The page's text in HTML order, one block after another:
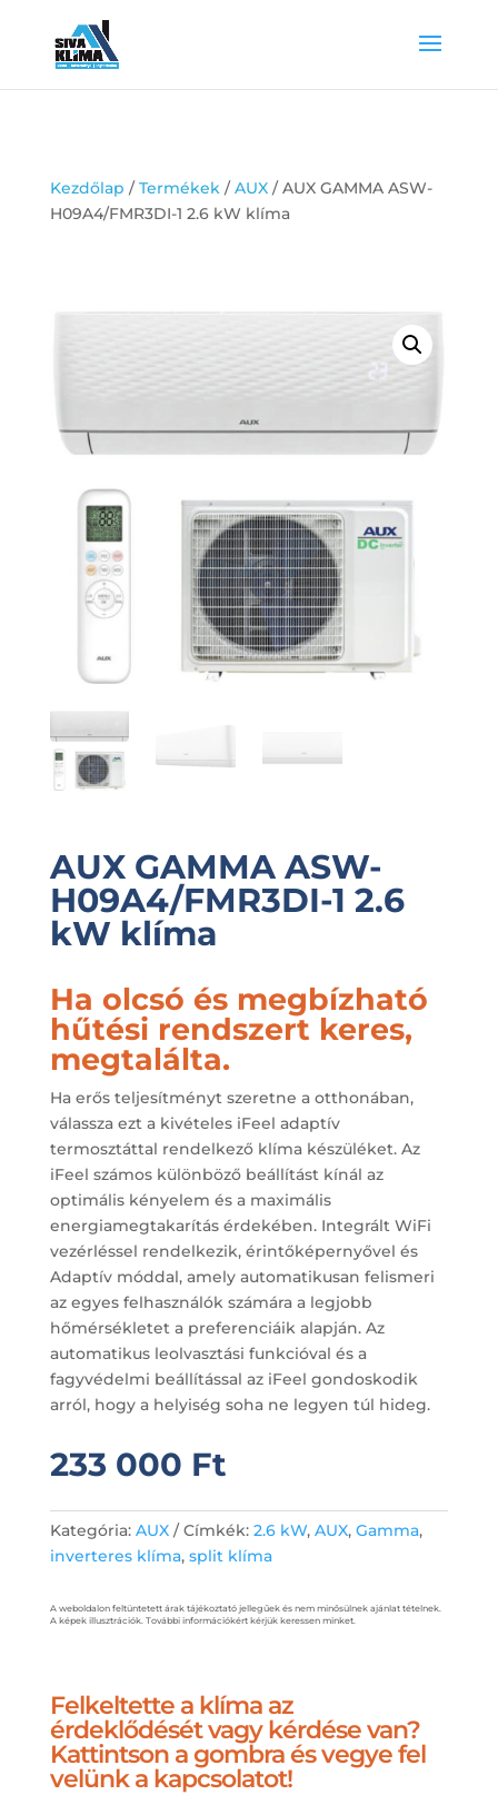
Kezdőlap /Termékek/AUX/ AUX GAMMA ASW-
H09A4/FMR3DI-1 2.6 kW klíma
AUX GAMMA ASW-
H09A4/FMR3DI-1 2.6
kW klíma
Ha olcsó és megbízható
hűtési rendszert keres,
megtalálta.
Ha erős teljesítményt szeretne a otthonában,
válassza ezt a kivételes iFeel adaptív
termosztáttal rendelkező klíma készüléket. Az
iFeel számos különböző beállítást kínál az
optimális kényelem és a maximális
energiamegtakarítás érdekében. Integrált WiFi
vezérléssel rendelkezik, érintőképernyővel és
Adaptív móddal, amely automatikusan felismeri
az egyes felhasználók számára a legjobb
hőmérsékletet a preferenciáik alapján. Az
automatikus leolvasztási funkcióval és a
fagyvédelmi beállítással az iFeel gondoskodik
arról, hogy a helyiség soha ne legyen túl hideg.
233 000 Ft
Kategória: AUX Címkék: 2.6 kW, AUX, Gamma,
inverteres klíma, split klíma
A weboldalon feltüntetett árak tájékoztató jellegűek és nem minősülnek ajánlat tételnek.
A képek illusztrációk. További információkért kérjük keressen minket.
Felkeltette a klíma az
érdeklődését vagy kérdése van?
Kattintson a gombra és vegye fel
velünk a kapcsolatot!